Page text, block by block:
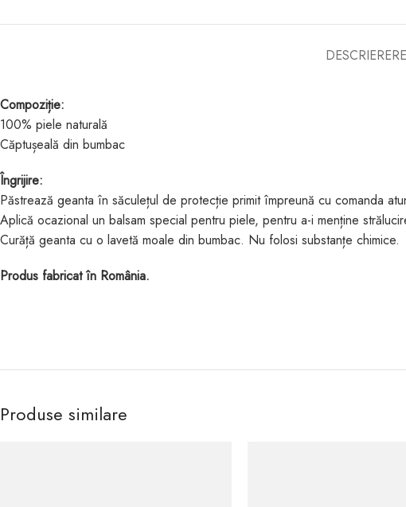
DESCRIERE
Compoziție:
100% piele naturală
Căptușeală din bumbac
Îngrijire:
Păstrează geanta în săculețul de protecție primit împreună cu comanda
Aplică ocazional un balsam special pentru piele, pentru a-i menține
Curăță geanta cu o lavetă moale din bumbac. Nu folosi substanțe chimice.
Produs fabricat în România.
Produse similare